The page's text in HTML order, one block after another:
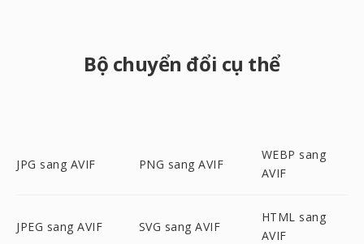
Bộ chuyển đổi cụ thể
JPG sang AVIF PNG sang AVIF
WEBP sang
AVIF
JPEG sang AVIF SVG sang AVIF
HTML sang
AVIF